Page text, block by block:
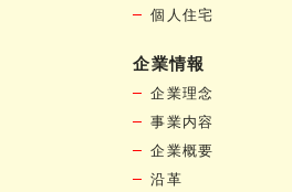
個人住宅
企業情報
企業理念
事業内容
企業概要
沿革